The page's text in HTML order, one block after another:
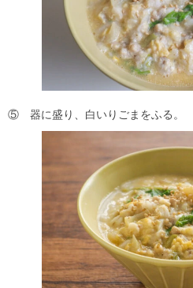
⑤ 器に盛り、白いりごまをふる。